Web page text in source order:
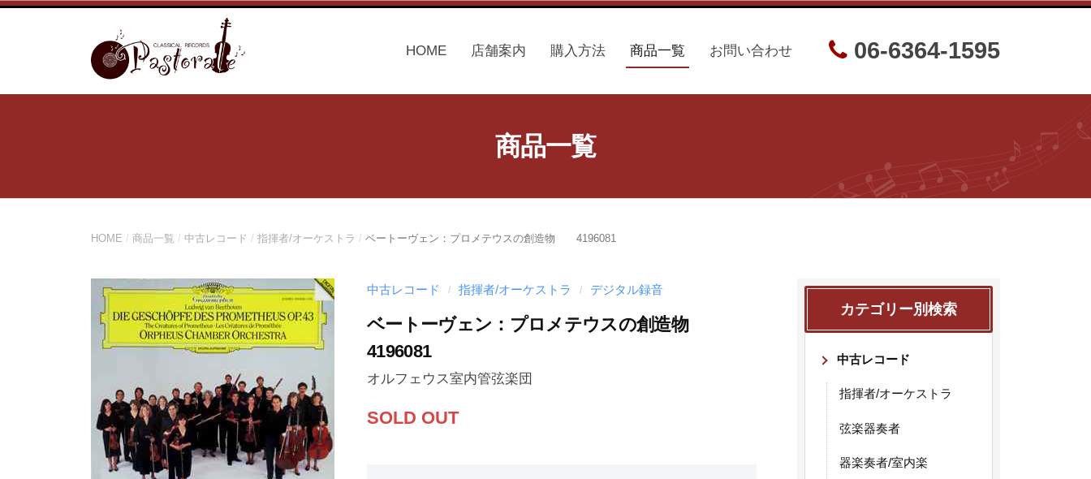
コ
HOME 店舗案内 購入方法 商品一覧 お問い合わせ 06-6364-1595
商品一覧
HOME / 商品一覧 / 中古レコード / 指揮者/オーケストラ / ベートーヴェン：プロメテウスの創造物 4196081
中古レコード / 指揮者/オーケストラ / デジタル録音
ベートーヴェン：プロメテウスの創造物
4196081
オルフェウス室内管弦楽団
SOLD OUT
カテゴリー別検索
中古レコード
指揮者/オーケストラ
弦楽器奏者
器楽奏者/室内楽